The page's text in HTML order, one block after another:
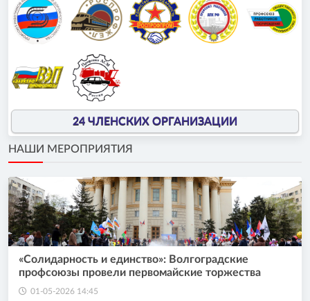
24 ЧЛЕНСКИХ ОРГАНИЗАЦИИ
НАШИ МЕРОПРИЯТИЯ
«Солидарность и единство»: Волгоградские
профсоюзы провели первомайские торжества
01-05-2026 14:45